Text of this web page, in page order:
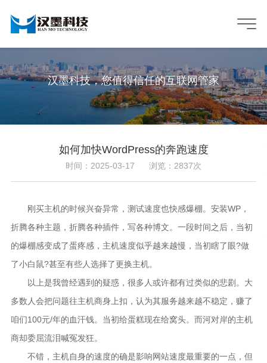
汉墨科技，您值得信任的互联网管家
如何加快WordPress的奔跑速度
时间：2025-03-17 浏览：2837次
刚买主机的时候兴奋异常，测试速度也快感爆棚。安装WP，
折腾各种主题，折腾各种插件，写各种博文。一段时间之后，当初
的爆棚感变成了蛋疼感，主机速度似乎越来越慢，当初瞎了眼?做
了小白鼠?甚至有些人选择了更换主机。
以上是我曾经遇到的疑惑，很多人或许都有过类似的悲剧。大
多数人会把问题往主机商身上扣，认为其服务越来越不稳定，赚了
咱们100元/年的血汗钱。当初给蛋糕现在给窝头。而河对岸的主机
商却委屈流泪喊冤发狂。
不错，主机自身的速度的确是影响网站速度最重要的一点，但